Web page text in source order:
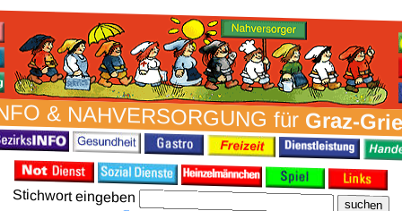
& NAH­VER­SORG­UNG fürGraz-
Stich­wort ein­geben